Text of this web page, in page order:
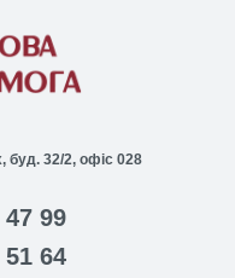
буд. 32/2, офіс 028
47 99
51 64